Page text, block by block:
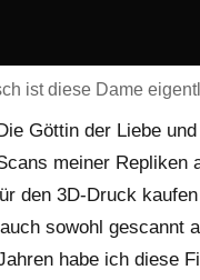
ist diese Dame
Göttin der Liebe
meiner Repliken
den 3D-Druck
sowohl gescannt
habe ich diese